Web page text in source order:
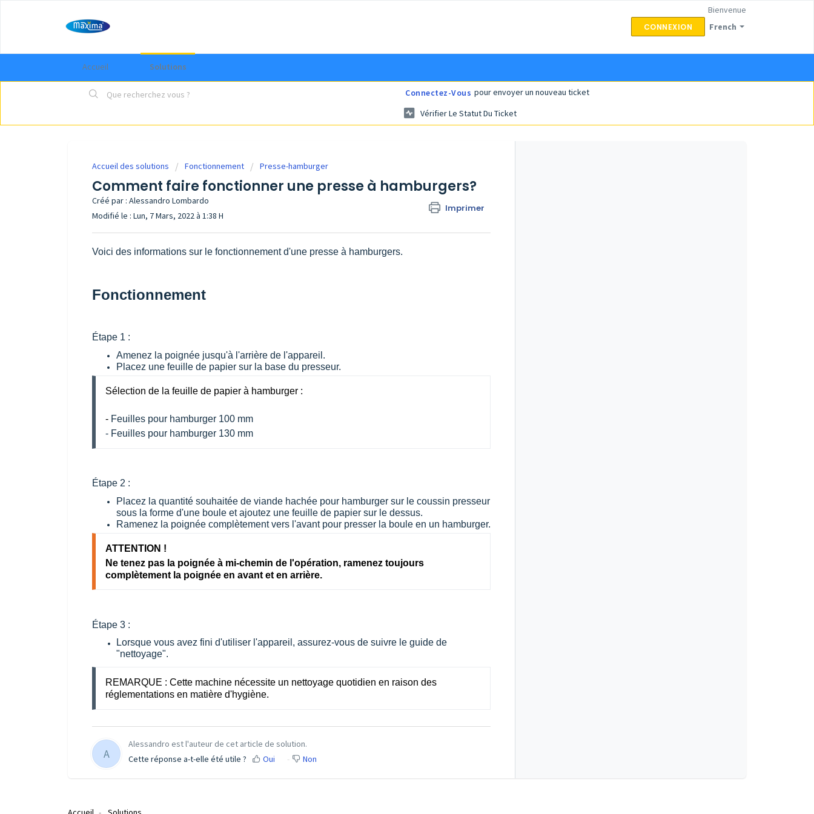
French
Bienvenue
CONNEXION
Accueil Solutions
Connectez-Vous pour envoyer un nouveau ticket
Vérifier Le Statut Du Ticket
Accueil des solutions Fonctionnement Presse-hamburger
Comment faire fonctionner une presse à hamburgers?
Imprimer
Créé par : Alessandro Lombardo
Modifié le : Lun, 7 Mars, 2022 à 1:38 H
Voici des informations sur le fonctionnement d'une presse à hamburgers.
Fonctionnement
Étape 1 :
Amenez la poignée jusqu'à l'arrière de l'appareil.
Placez une feuille de papier sur la base du presseur.
Sélection de la feuille de papier à hamburger :
- Feuilles pour hamburger 100 mm
- Feuilles pour hamburger 130 mm
Étape 2 :
Placez la quantité souhaitée de viande hachée pour hamburger sur le coussin presseur
sous la forme d'une boule et ajoutez une feuille de papier sur le dessus.
Ramenez la poignée complètement vers l'avant pour presser la boule en un hamburger.
ATTENTION !
Ne tenez pas la poignée à mi-chemin de l'opération, ramenez toujours
complètement la poignée en avant et en arrière.
Étape 3 :
Lorsque vous avez fini d'utiliser l'appareil, assurez-vous de suivre le guide de
"nettoyage".
REMARQUE : Cette machine nécessite un nettoyage quotidien en raison des
réglementations en matière d'hygiène.
A
Alessandro est l'auteur de cet article de solution.
Cette réponse a-t-elle été utile ?
Oui Non